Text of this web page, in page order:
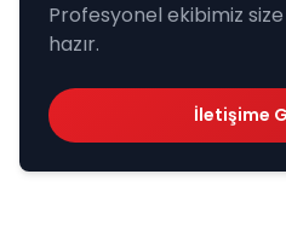
Profesyonel ekibimiz
hazır.
İletişime